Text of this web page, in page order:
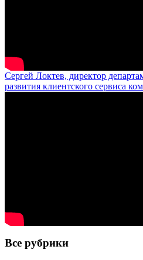
Сергей Локтев, директор
развития клиентского сервиса
Все рубрики